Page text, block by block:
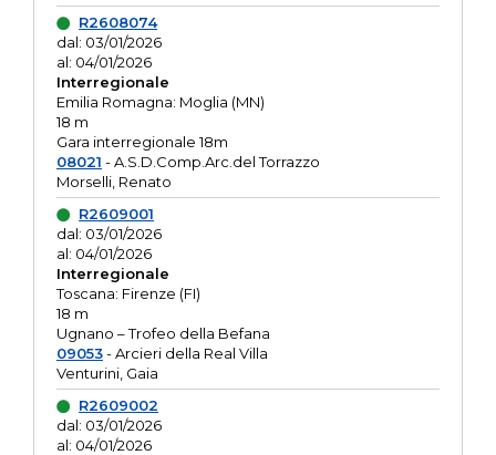
R2608074
dal: 03/01/2026
al: 04/01/2026
Interregionale
Emilia Romagna: Moglia (MN)
18 m
Gara interregionale 18m
08021 - A.S.D.Comp.Arc.del Torrazzo
Morselli, Renato
R2609001
dal: 03/01/2026
al: 04/01/2026
Interregionale
Toscana: Firenze (FI)
18 m
Ugnano – Trofeo della Befana
09053- Arcieri della Real Villa
Venturini, Gaia
R2609002
dal: 03/01/2026
al: 04/01/2026